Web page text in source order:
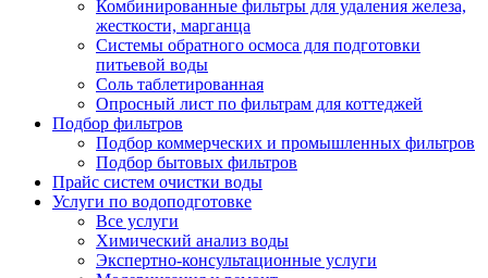
Комбинированные фильтры для удаления железа,
жесткости, марганца
Системы обратного осмоса для подготовки
питьевой воды
Соль таблетированная
Опросный лист по фильтрам для коттеджей
Подбор фильтров
Подбор коммерческих и промышленных фильтров
Подбор бытовых фильтров
Прайс систем очистки воды
Услуги по водоподготовке
Все услуги
Химический анализ воды
Экспертно-консультационные услуги